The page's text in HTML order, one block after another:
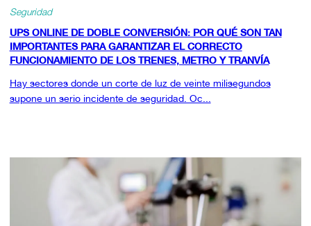
Seguridad
UPS ONLINE DE DOBLE CONVERSIÓN: POR QUÉ SON TAN
IMPORTANTES PARA GARANTIZAR EL CORRECTO
FUNCIONAMIENTO DE LOS TRENES, METRO Y TRANVÍA
Hay sectores donde un corte de luz de veinte milisegundos
supone un serio incidente de seguridad. Oc...